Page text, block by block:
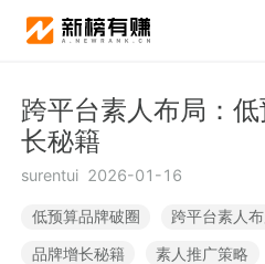
跨平台素人布局：
长秘籍
surentui 2026-01-16
低预算品牌破圈 跨平台素人
品牌增长秘籍
素人推广策略
营销服务
素人推广